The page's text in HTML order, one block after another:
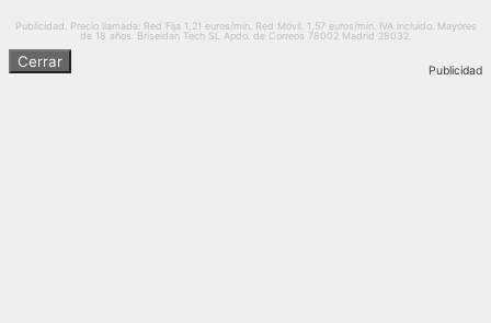
Publicidad. Precio llamada: Red Fija 1,21 euros/min. Red Móvil. 1,57 euros/min. IVA incluido. Mayores
de 18 años. Briseidan Tech SL Apdo. de Correos 78002 Madrid 28032.
Publicidad
Cerrar